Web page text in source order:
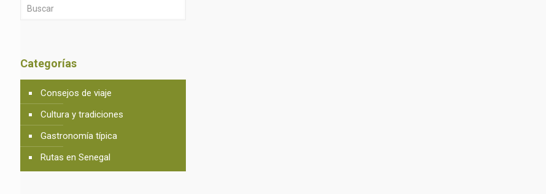
Categorías
Consejos de viaje
Cultura y tradiciones
Gastronomía típica
Rutas en Senegal